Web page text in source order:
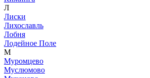
Л
Лиски
Лихославль
Лобня
Лодейное Поле
М
Муромцево
Муслюмово